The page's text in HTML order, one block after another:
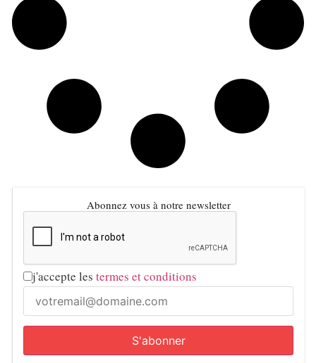
Abonnez vous à notre newsletter
j'accepte les termes et conditions